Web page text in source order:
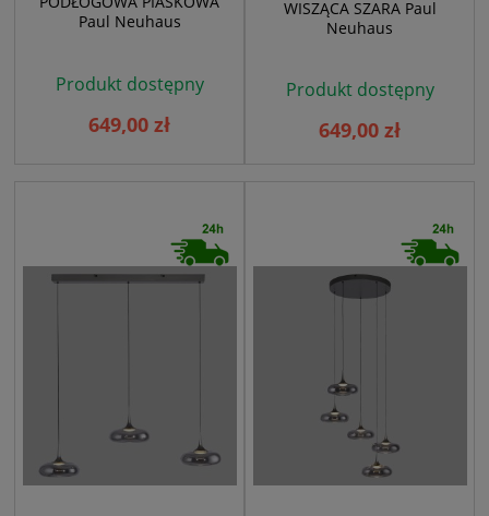
Paul Neuhaus
Produkt dostępny
649,00 zł
WISZĄCA SZARA Paul
Neuhaus
Produkt dostępny
649,00 zł